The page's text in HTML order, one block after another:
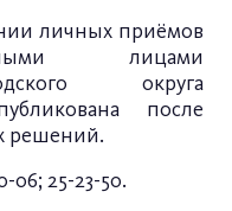
личных приёмов
лицами
округа
после
решений.
06; 25-23-50.